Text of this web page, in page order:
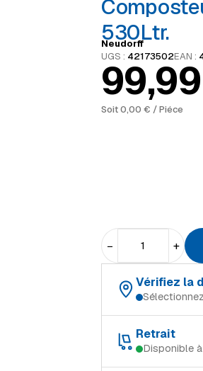
530Ltr.
Neudorff
UGS : 42173502EAN :
99,99
Soit0,00 € / Piéce
− +
Vérifiez la
Schifflange
Retrait
Disponible à